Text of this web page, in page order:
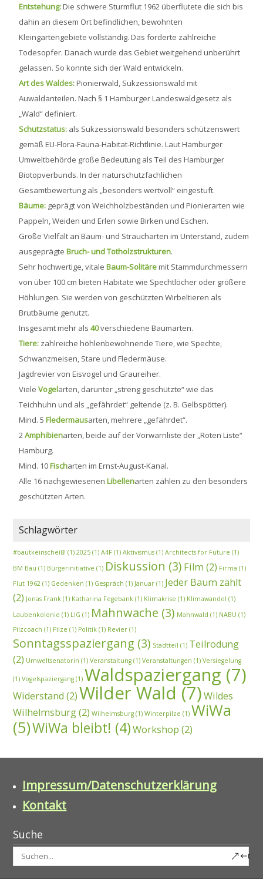
Entstehung:Die schwere Sturmflut 1962 überflutete die sich bis
dahin an diesem Ort befindlichen, bewohnten
Kleingartengebiete vollständig. Das forderte zahlreiche
Todesopfer. Danach wurde das Gebiet weitgehend unberührt
gelassen. So konnte sich der Wald entwickeln.
Art des Waldes:Pionierwald, Sukzessionswald mit
Auwaldanteilen. Nach § 1 Hamburger Landeswaldgesetz als
„Wald“ definiert.
Schutzstatus: als Sukzessionswald besonders schützenswert
gemäß EU-Flora-Fauna-Habitat-Richtlinie. Laut Hamburger
Umweltbehörde große Bedeutung als Teil des Hamburger
Biotopverbunds. In der naturschutzfachlichen
Gesamtbewertung als „besonders wertvoll“ eingestuft.
Bäume: geprägt von Weichholzbeständen und Pionierarten wie
Pappeln, Weiden und Erlen sowie Birken und Eschen.
Große Vielfalt an Baum- und Straucharten im Unterstand, zudem
ausgeprägteBruch- und Totholzstrukturen.
Sehr hochwertige, vitaleBaum-Solitäremit Stammdurchmessern
von über 100 cm bieten Habitate wie Spechtlöcher oder größere
Höhlungen. Sie werden von geschützten Wirbeltieren als
Brutbäume genutzt.
Insgesamt mehr als40verschiedene Baumarten.
Tiere: zahlreiche höhlenbewohnende Tiere, wie Spechte,
Schwanzmeisen, Stare und Fledermäuse.
Jagdrevier von Eisvogel und Graureiher.
VieleVogelarten, darunter „streng geschützte“ wie das
Teichhuhn und als „gefährdet“ geltende (z. B. Gelbspötter).
Mind. 5Fledermausarten, mehrere „gefährdet“.
2Amphibienarten, beide auf der Vorwarnliste der „Roten Liste“
Hamburg.
Mind. 10Fischarten im Ernst-August-Kanal.
Alle 16 nachgewiesenen Libellenarten zählen zu den besonders
geschützten Arten.
Schlagwörter
#bautkeinscheiß! (1) 2025 (1) A4F (1) Aktivismus (1) Architects for Future (1)
BM Bau (1) Bürgerinitiative (1) Diskussion (3) Film (2) Firma (1)
Flut 1962 (1) Gedenken (1) Gespräch (1) Januar (1) Jeder Baum zählt
(2) Jonas Frank (1) Katharina Fegebank (1) Klimakrise (1) Klimawandel (1)
Laubenkolonie (1) LIG (1) Mahnwache (3) Mahnwald (1) NABU (1)
Pilzcoach (1) Pilze (1) Politik (1) Revier (1)
Sonntagsspaziergang (3) Stadtteil (1) Teilrodung
(2) Umweltsenatorin (1) Veranstaltung (1) Veranstaltungen (1) Versiegelung
(1) Vogelspaziergang (1) Waldspaziergang (7)
Widerstand (2) Wilder Wald (7) Wildes
Wilhelmsburg(2) Wilhelmsburg (1) Winterpilze (1) WiWa
(5)WiWa bleibt! (4) Workshop (2)
Impressum/Datenschutzerklärung
Kontakt
Suche